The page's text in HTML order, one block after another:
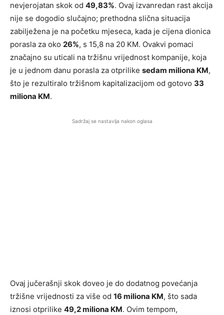
nevjerojatan skok od 49,83%. Ovaj izvanredan rast akcija
nije se dogodio slučajno; prethodna slična situacija
zabilježena je na početku mjeseca, kada je cijena dionica
porasla za oko 26%, s 15,8 na 20 KM. Ovakvi pomaci
značajno su uticali na tržišnu vrijednost kompanije, koja
je u jednom danu porasla za otprilike sedam miliona KM,
što je rezultiralo tržišnom kapitalizacijom od gotovo 33
miliona KM.
Sadržaj se nastavlja nakon oglasa
Ovaj jučerašnji skok doveo je do dodatnog povećanja
tržišne vrijednosti za više od 16 miliona KM, što sada
iznosi otprilike 49,2 miliona KM. Ovim tempom,